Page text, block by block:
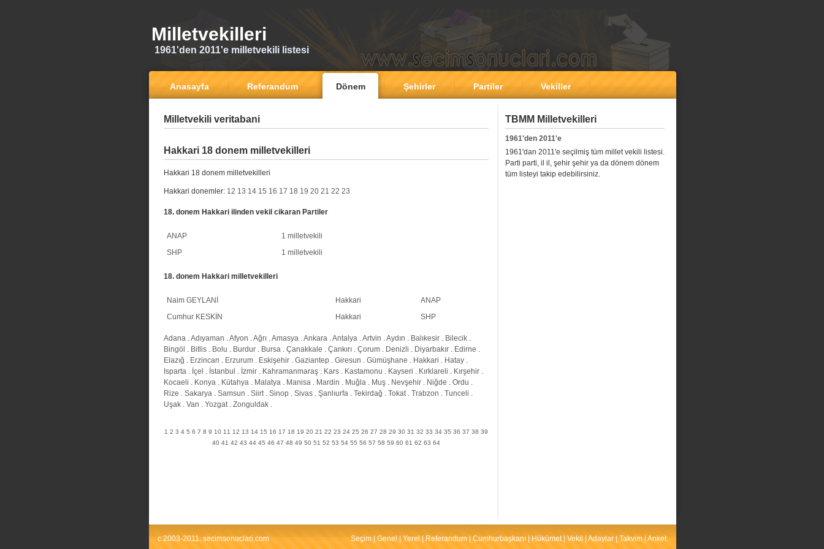
Milletvekilleri
1961'den 2011'e milletvekili listesi
Anasayfa Referandum Dönem Şehirler Partiler Vekiller
Milletvekili veritabani
Hakkari 18 donem milletvekilleri
Hakkari 18 donem milletvekilleri
Hakkari donemler: 12 13 14 15 16 17 18 19 20 21 22 23
18. donem Hakkari ilinden vekil cikaran Partiler
ANAP
1 milletvekili
SHP
1 milletvekili
18. donem Hakkari milletvekilleri
Naim GEYLANİ Hakkari
ANAP
Cumhur KESKİN
Hakkari SHP
Adana .Adıyaman .Afyon .Ağrı .Amasya .Ankara .Antalya .Artvin .Aydın . Balıkesir . Bilecik .
Bingöl . Bitlis . Bolu . Burdur . Bursa . Çanakkale . Çankırı . Çorum . Denizli . Diyarbakır . Edirne .
Elazığ . Erzincan . Erzurum . Eskişehir . Gaziantep . Giresun . Gümüşhane . Hakkari . Hatay .
Isparta . İçel . İstanbul . İzmir . Kahramanmaraş . Kars . Kastamonu . Kayseri . Kırklareli . Kırşehir .
Kocaeli . Konya . Kütahya . Malatya . Manisa . Mardin . Muğla . Muş . Nevşehir . Niğde . Ordu .
Rize . Sakarya . Samsun . Siirt. Sinop . Sivas . Şanlıurfa . Tekirdağ . Tokat. Trabzon . Tunceli .
Uşak . Van . Yozgat. Zonguldak .
1 2 3 4 5 6 7 8 9 10 11 12 13 14 15 16 17 18 19 20 21 22 23 24 25 26 27 28 29 30 31 32 33 34 35 36 37 38 39
40 41 42 43 44 45 46 47 48 49 50 51 52 53 54 55 56 57 58 59 60 61 62 63 64
TBMM Milletvekilleri
1961'den 2011'e
1961'dan 2011'e seçilmiş tüm millet vekili listesi.
Parti parti, il il, şehir şehir ya da dönem dönem
tüm listeyi takip edebilirsiniz.
c 2003-2011. secimsonuclari.com Seçim Genel Yerel Referandum Cumhurbaşkanı Hükümet| Vekil Adaylar Takvim Anket